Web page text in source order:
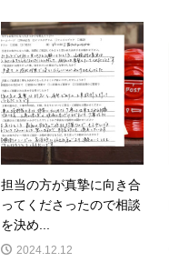
担当の方が真摯に向き合
ってくださったので相談
を決め...
2024.12.12